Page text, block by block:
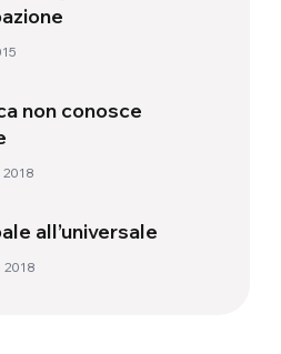
non conosce
all’universale